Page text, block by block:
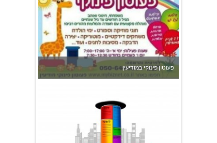
פעוטון פינוקי במודיעין
צהרון בקרית אונו